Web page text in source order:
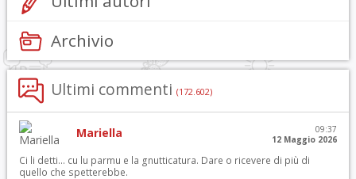
Archivio
Ultimi commenti (172.602)
Mariella
09:37
12 Maggio 2026
Ci li detti… cu lu parmu e la gnutticatura. Dare o ricevere di più di
quello che spetterebbe.